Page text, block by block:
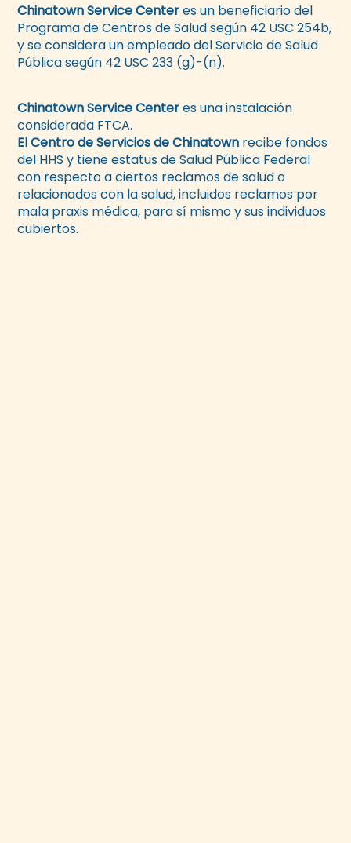
Chinatown Service Centeres un beneficiario del
Programa de Centros de Salud según 42 USC 254b,
y se considera un empleado del Servicio de Salud
Pública según 42 USC 233 (g)-(n).
Chinatown Service Centeres una instalación
considerada FTCA.
El Centro de Servicios de Chinatown recibe fondos
del HHS y tiene estatus de Salud Pública Federal
con respecto a ciertos reclamos de salud o
relacionados con la salud, incluidos reclamos por
mala praxis médica, para sí mismo y sus individuos
cubiertos.